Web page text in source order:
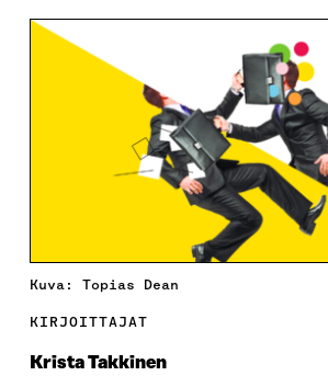
Kuva: Topias Dean
KIRJOITTAJAT
Krista Takkinen